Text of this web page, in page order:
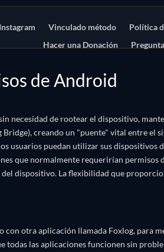
Vinculado método
Política
Hacer una Donación
de Android
necesidad de rootear el dispositivo,
creando un "puente" vital entre el
usuarios puedan utilizar sus dispositivos
que normalmente requerirían permisos
dispositivo. La flexibilidad que
con otra aplicación llamada Foxlog, para
todas las aplicaciones funcionen sin